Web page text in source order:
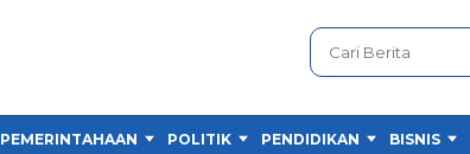
PEMERINTAHAAN POLITIK PENDIDIKAN BISNIS